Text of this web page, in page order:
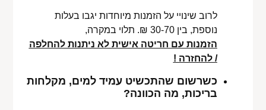
לרוב שינויי על הזמנות מיוחדות יגבו בעלות
נוספת, בין 30-70 ₪. תלוי במקרה,
הזמנות עם חריטה אישית לא ניתנות להחלפה
/ להחזרה !
כשרשום שהתכשיט עמיד למים, מקלחות
בריכות, מה הכוונה?